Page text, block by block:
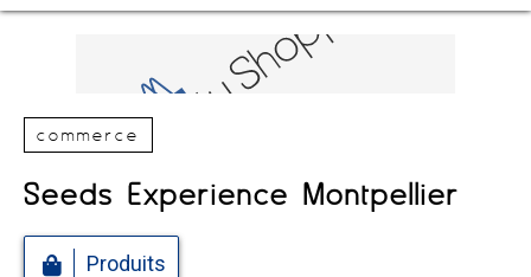
commerce
Seeds Experience Montpellier
Produits